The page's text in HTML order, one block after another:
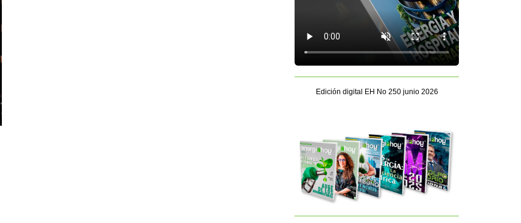
Edición digital EH No 250 junio 2026